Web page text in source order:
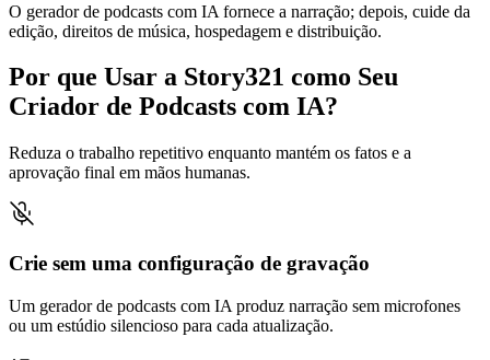
O gerador de podcasts com IA fornece a narração; depois, cuide da
edição, direitos de música, hospedagem e distribuição.
Por que Usar a Story321 como Seu
Criador de Podcasts com IA?
Reduza o trabalho repetitivo enquanto mantém os fatos e a
aprovação final em mãos humanas.
Crie sem uma configuração de gravação
Um gerador de podcasts com IA produz narração sem microfones
ou um estúdio silencioso para cada atualização.